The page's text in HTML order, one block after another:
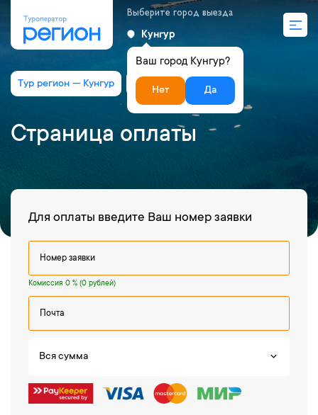
Выберите город выезда
Кунгур
Ваш город Кунгур?
Нет Да
Тур регион — Кунгур Страница оплаты
Страница оплаты
Для оплаты введите Ваш номер заявки
Комиссия 0 % (0 рублей)
Вся сумма